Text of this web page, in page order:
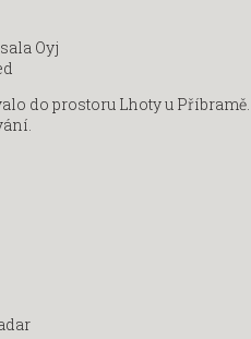
Oyj
do prostoru Lhoty u